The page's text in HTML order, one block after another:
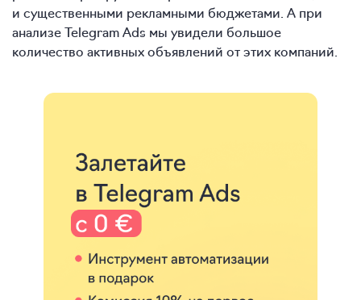
и существенными рекламными бюджетами. А при
анализе Telegram Ads мы увидели большое
количество активных объявлений от этих компаний.